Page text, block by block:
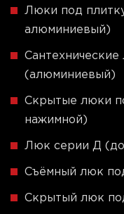
Люки под
алюминиевый)
(алюминиевый)
Скрытые люки
нажимной)
Люк серии Д
Съёмный люк
Скрытый люк